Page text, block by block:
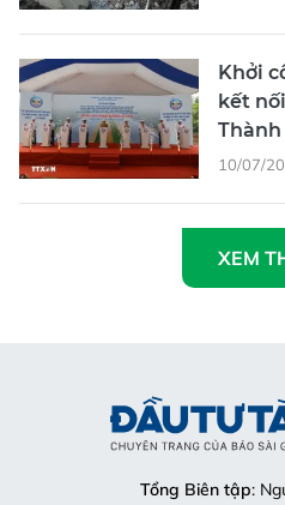
Khởi
kết
Thành
10/07/
XEM
Tổng Biên tập: